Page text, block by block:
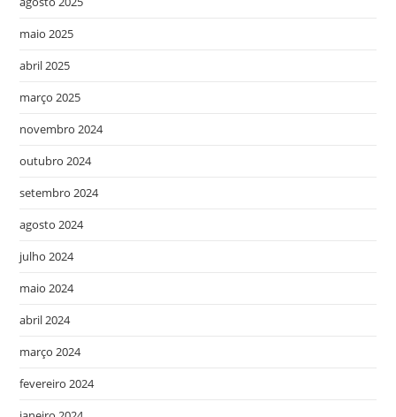
maio 2025
abril 2025
março 2025
novembro 2024
outubro 2024
setembro 2024
agosto 2024
julho 2024
maio 2024
abril 2024
março 2024
fevereiro 2024